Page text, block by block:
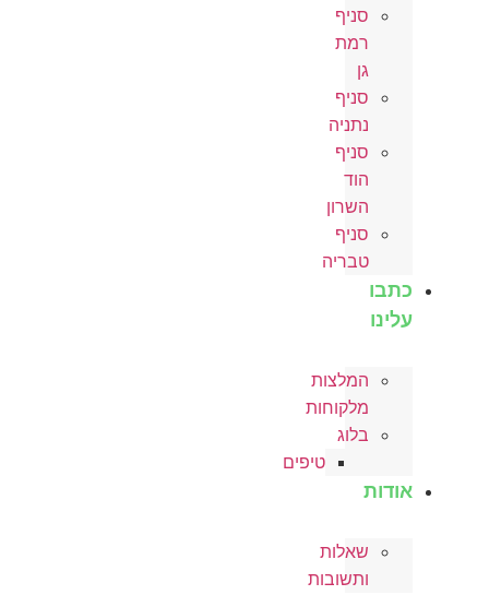
סניף
רמת
גן
סניף
נתניה
סניף
הוד
השרון
סניף
טבריה
כתבו
עלינו
המלצות
מלקוחות
בלוג
טיפים
אודות
שאלות
ותשובות